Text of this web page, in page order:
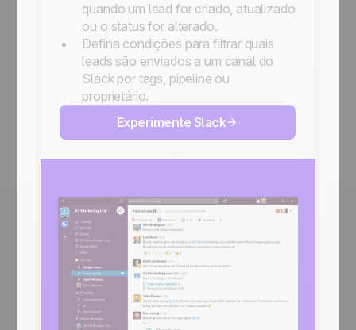
quando um lead for criado, atualizado
ou o status for alterado.
Defina condições para filtrar quais
leads são enviados a um canal do
Slack por tags, pipeline ou
proprietário.
Experimente Slack